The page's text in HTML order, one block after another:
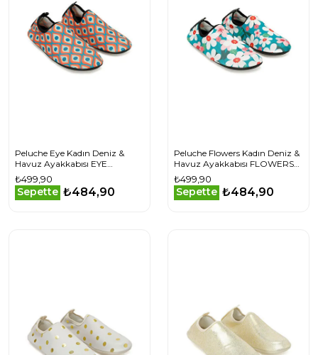
Peluche Eye Kadın Deniz &
Havuz Ayakkabısı EYE
Turuncu
₺499,90
Sepette ₺484,90
Peluche Flowers Kadın Deniz &
Havuz Ayakkabısı FLOWERS
Renkli
₺499,90
Sepette ₺484,90